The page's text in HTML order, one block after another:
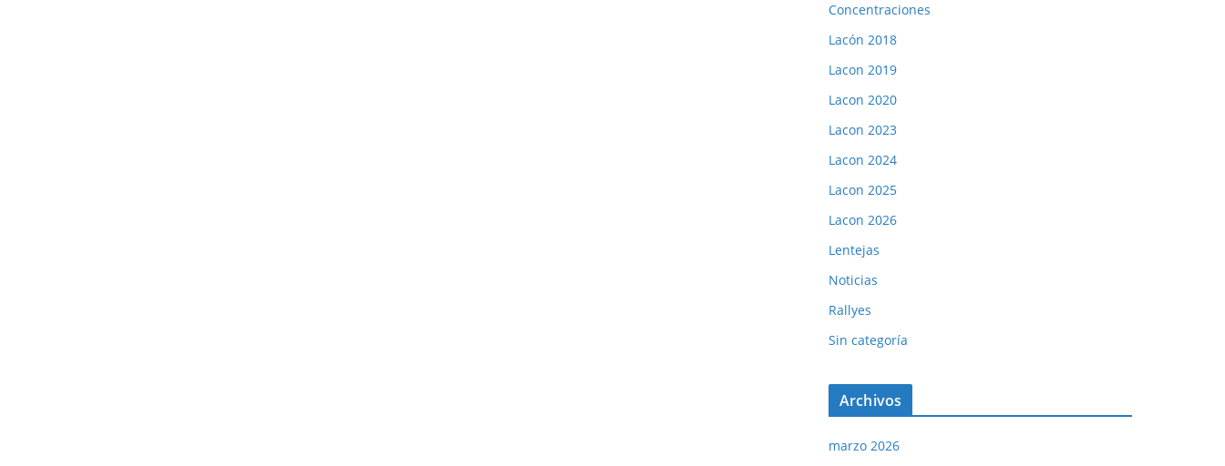
Concentraciones
Lacón 2018
Lacon 2019
Lacon 2020
Lacon 2023
Lacon 2024
Lacon 2025
Lacon 2026
Lentejas
Noticias
Rallyes
Sin categoría
Archivos
marzo 2026